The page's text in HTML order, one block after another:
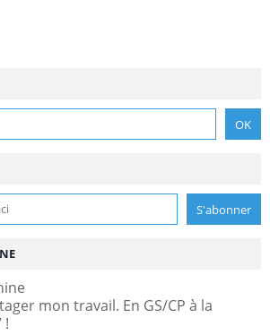
mon travail. En GS/CP à la
!